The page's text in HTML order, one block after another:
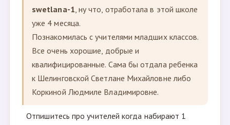
swetlana-1, ну что, отработала в этой школе
уже 4 месяца.
Познакомилась с учителями младших классов.
Все очень хорошие, добрые и
квалифицированные. Сама бы отдала ребенка
к Шелинговской Светлане Михайловне либо
Коркиной Людмиле Владимировне.
Отпишитесь про учителей когда набирают 1